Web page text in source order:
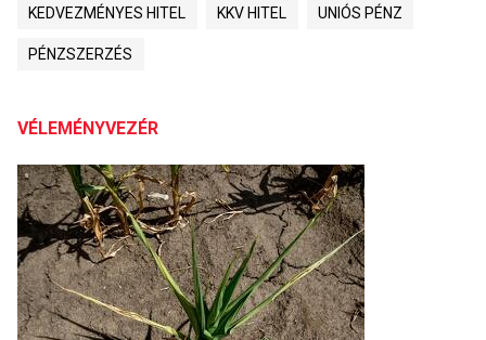
KEDVEZMÉNYES HITEL KKV HITEL UNIÓS PÉNZ
PÉNZSZERZÉS
VÉLEMÉNYVEZÉR